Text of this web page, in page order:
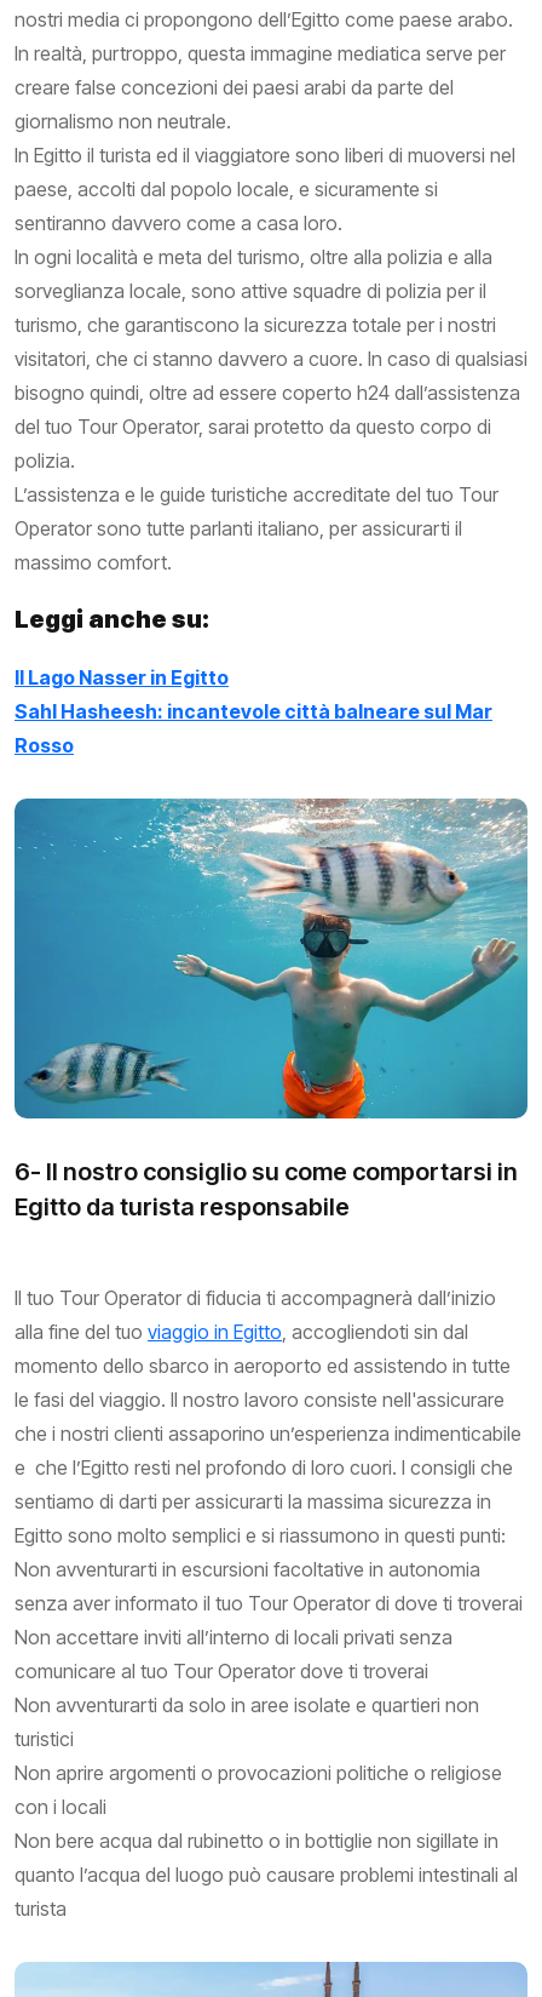
nostri media ci propongono dell’Egitto come paese arabo.
In realtà, purtroppo, questa immagine mediatica serve per
creare false concezioni dei paesi arabi da parte del
giornalismo non neutrale.
In Egitto il turista ed il viaggiatore sono liberi di muoversi nel
paese, accolti dal popolo locale, e sicuramente si
sentiranno davvero come a casa loro.
In ogni località e meta del turismo, oltre alla polizia e alla
sorveglianza locale, sono attive squadre di polizia per il
turismo, che garantiscono la sicurezza totale per i nostri
visitatori, che ci stanno davvero a cuore. In caso di qualsiasi
bisogno quindi, oltre ad essere coperto h24 dall’assistenza
del tuo Tour Operator, sarai protetto da questo corpo di
polizia.
L’assistenza e le guide turistiche accreditate del tuo Tour
Operator sono tutte parlanti italiano, per assicurarti il
massimo comfort.
Leggi anche su:
Il Lago Nasser in Egitto
Sahl Hasheesh: incantevole città balneare sul Mar
Rosso
6- Il nostro consiglio su come comportarsi in
Egitto da turista responsabile
Il tuo Tour Operator di fiducia ti accompagnerà dall’inizio
alla fine del tuo viaggio in Egitto, accogliendoti sin dal
momento dello sbarco in aeroporto ed assistendo in tutte
le fasi del viaggio. Il nostro lavoro consiste nell'assicurare
che i nostri clienti assaporino un’esperienza indimenticabile
e che l’Egitto resti nel profondo di loro cuori. I consigli che
sentiamo di darti per assicurarti la massima sicurezza in
Egitto sono molto semplici e si riassumono in questi punti:
Non avventurarti in escursioni facoltative in autonomia
senza aver informato il tuo Tour Operator di dove ti troverai
Non accettare inviti all’interno di locali privati senza
comunicare al tuo Tour Operator dove ti troverai
Non avventurarti da solo in aree isolate e quartieri non
turistici
Non aprire argomenti o provocazioni politiche o religiose
con i locali
Non bere acqua dal rubinetto o in bottiglie non sigillate in
quanto l’acqua del luogo può causare problemi intestinali al
turista